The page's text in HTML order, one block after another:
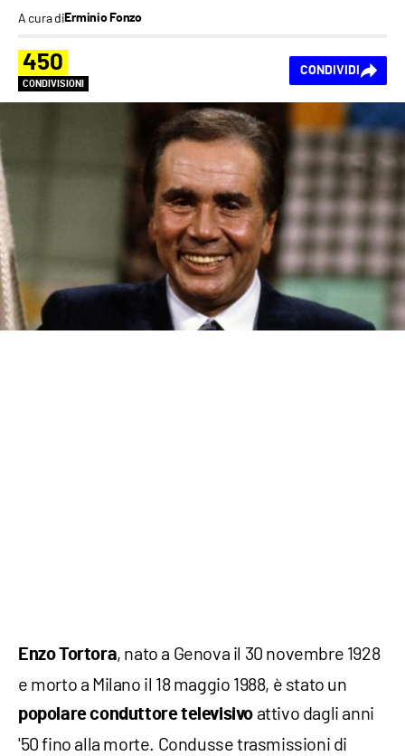
A cura diErminio Fonzo
450
CONDIVISIONI
CONDIVIDI
Enzo Tortora, nato a Genova il 30 novembre 1928
e morto a Milano il 18 maggio 1988, è stato un
popolare conduttore televisivo attivo dagli anni
'50 fino alla morte. Condusse trasmissioni di